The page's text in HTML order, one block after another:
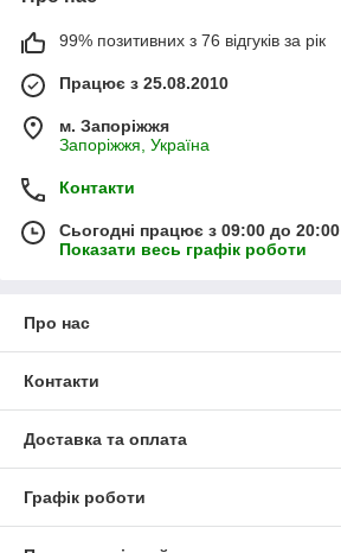
99% позитивних з 76 відгуків за рік
Працює з 25.08.2010
м. Запоріжжя
Запоріжжя, Україна
Контакти
Сьогодні працює з 09:00 до 20:00
Показати весь графік роботи
Про нас
Контакти
Доставка та оплата
Графік роботи